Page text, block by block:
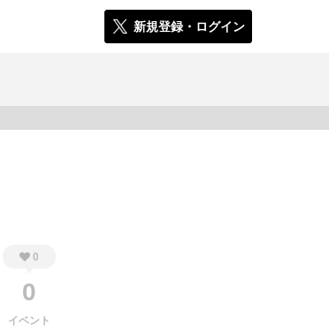
新規登録・ログイン
0
0
イベント